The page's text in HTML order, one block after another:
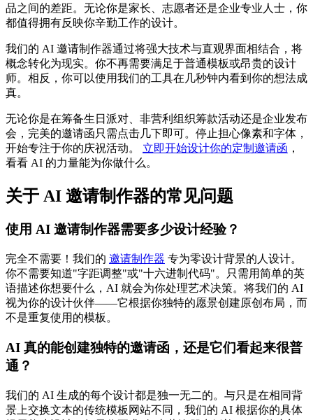
品之间的差距。无论你是家长、志愿者还是企业专业人士，你
都值得拥有反映你辛勤工作的设计。
我们的 AI 邀请制作器通过将强大技术与直观界面相结合，将
概念转化为现实。你不再需要满足于普通模板或昂贵的设计
师。相反，你可以使用我们的工具在几秒钟内看到你的想法成
真。
无论你是在筹备生日派对、非营利组织筹款活动还是企业发布
会，完美的邀请函只需点击几下即可。停止担心像素和字体，
开始专注于你的庆祝活动。 立即开始设计你的定制邀请函 ，
看看 AI 的力量能为你做什么。
关于 AI 邀请制作器的常见问题
使用 AI 邀请制作器需要多少设计经验？
完全不需要！我们的 邀请制作器 专为零设计背景的人设计。
你不需要知道"字距调整"或"十六进制代码"。只需用简单的英
语描述你想要什么，AI 就会为你处理艺术决策。将我们的 AI
视为你的设计伙伴——它根据你独特的愿景创建原创布局，而
不是重复使用的模板。
AI 真的能创建独特的邀请函，还是它们看起来很普
通？
我们的 AI 生成的每个设计都是独一无二的。与只是在相同背
景上交换文本的传统模板网站不同，我们的 AI 根据你的具体